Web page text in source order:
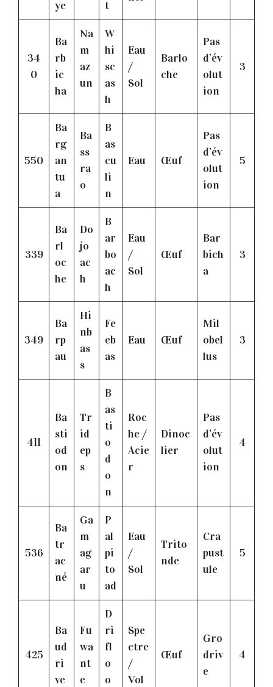
ye t
34
0
Ba
rb
ic
ha
Na
m
az
un
W
hi
sc
as
h
Eau
/
Sol
Barlo
che
Pas
d’év
olut
ion
3
550
Ba
rg
an
tu
a
Ba
ss
ra
o
B
as
cu
li
n
Eau Œuf
Pas
d’év
olut
ion
5
339
Ba
rl
oc
he
Do
jo
ac
h
B
ar
bo
ac
h
Eau
/
Sol
Œuf
Bar
bich
a
3
349
Ba
rp
au
Hi
nb
as
s
Fe
eb
as
Eau Œuf
Mil
obel
lus
3
411
Ba
sti
od
on
Tr
id
ep
s
B
as
ti
o
d
o
n
Roc
he /
Acie
r
Dinoc
lier
Pas
d’év
olut
ion
4
536
Ba
tr
ac
né
Ga
m
ag
ar
u
P
al
pi
to
ad
Eau
/
Sol
Trito
nde
Cra
pust
ule
5
425
Ba
ud
ri
ve
Fu
wa
nt
e
D
ri
fl
o
o
Spe
ctre
/
Vol
Œuf
Gro
driv
e
4